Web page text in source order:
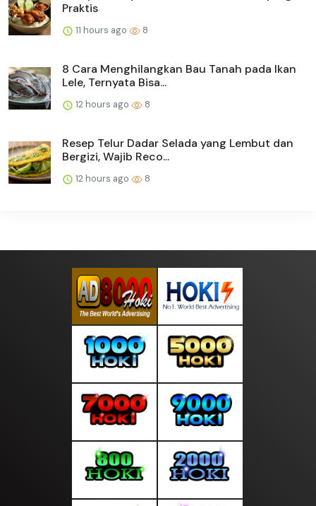
Praktis
11 hours ago 8
8 Cara Menghilangkan Bau Tanah pada Ikan
Lele, Ternyata Bisa...
12 hours ago 8
Resep Telur Dadar Selada yang Lembut dan
Bergizi, Wajib Reco...
12 hours ago 8